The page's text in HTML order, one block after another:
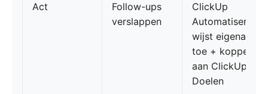
Act
Follow-ups
verslappen
ClickUp
Automatisering
wijst eigenaren
toe + koppelt
aan ClickUp
Doelen